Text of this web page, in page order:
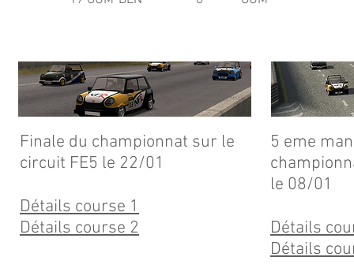
Finale du championnat sur le
circuit FE5 le 22/01
Détails course 1
Détails course 2
5 eme
le 08/01
Détails
Détails